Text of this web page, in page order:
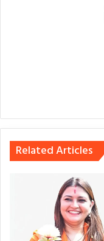
Related Articles